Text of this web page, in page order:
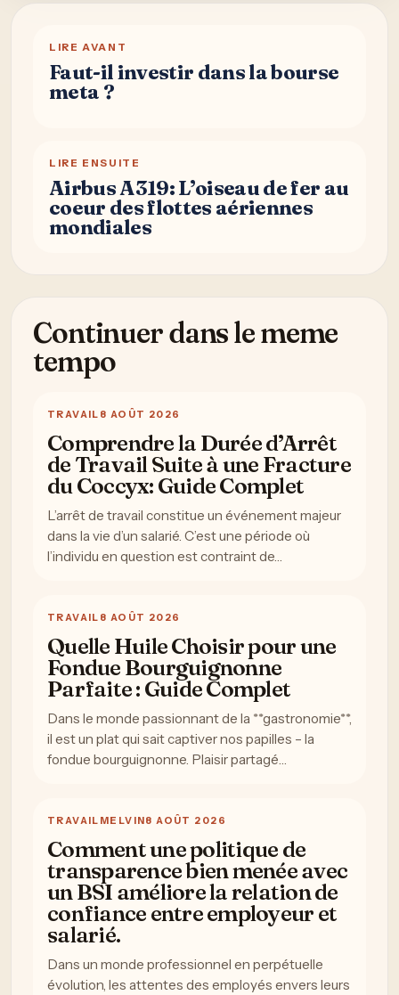
LIRE AVANT
Faut-il investir dans la bourse
meta ?
LIRE ENSUITE
Airbus A319: L’oiseau de fer au
coeur des flottes aériennes
mondiales
Continuer dans le meme
tempo
TRAVAIL 8 AOÛT 2026
Comprendre la Durée d’Arrêt
de Travail Suite à une Fracture
du Coccyx: Guide Complet
L’arrêt de travail constitue un événement majeur
dans la vie d’un salarié. C’est une période où
l’individu en question est contraint de…
TRAVAIL 8 AOÛT 2026
Quelle Huile Choisir pour une
Fondue Bourguignonne
Parfaite : Guide Complet
Dans le monde passionnant de la **gastronomie**,
il est un plat qui sait captiver nos papilles – la
fondue bourguignonne. Plaisir partagé…
TRAVAIL MELVIN8 AOÛT 2026
Comment une politique de
transparence bien menée avec
un BSI améliore la relation de
confiance entre employeur et
salarié.
Dans un monde professionnel en perpétuelle
évolution, les attentes des employés envers leurs